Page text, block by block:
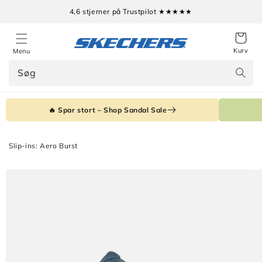
4,6 stjerner på Trustpilot ★★★★★
Menu
Søg
Kurv
🔥 Spar stort – Shop Sandal Sale
Slip-ins: Aero Burst